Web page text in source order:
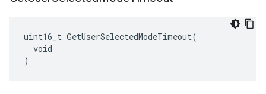
uint16_t GetUserSelectedModeTimeout(
  void
)